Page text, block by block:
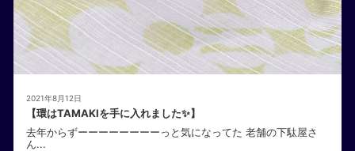
2021年8月12日
【環はTAMAKIを手に入れました✨】
去年からずーーーーーーーーっと気になってた 老舗の下駄屋さ
ん...